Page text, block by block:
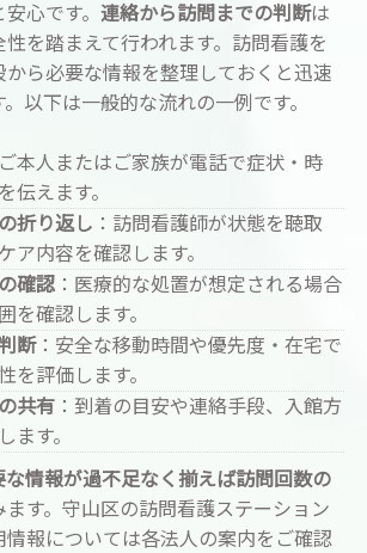
心です。 連絡から訪問までの判断は
を踏まえて行われます。訪問看護を
から必要な情報を整理しておくと迅速
以下は一般的な流れの一例です。
本人またはご家族が電話で症状・時
伝えます。
折り返し ：訪問看護師が状態を聴取
ア内容を確認します。
確認：医療的な処置が想定される場合
を確認します。
断：安全な移動時間や優先度・在宅で
を評価します。
共有：到着の目安や連絡手段、入館方
ます。
な情報が過不足なく揃えば訪問回数の
ます。守山区の訪問看護ステーション
情報については各法人の案内をご確認